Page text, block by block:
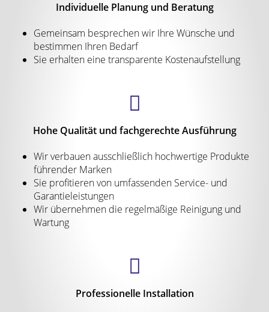
Individuelle Planung und Beratung
Gemeinsam besprechen wir Ihre Wünsche und
bestimmen Ihren Bedarf
Sie erhalten eine transparente Kostenaufstellung
Hohe Qualität und fachgerechte Ausführung
Wir verbauen ausschließlich hochwertige Produkte
führender Marken
Sie profitieren von umfassenden Service- und
Garantieleistungen
Wir übernehmen die regelmäßige Reinigung und
Wartung
Professionelle Installation